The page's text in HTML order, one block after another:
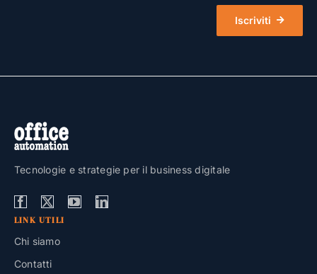
Iscriviti
Tecnologie e strategie per il business digitale
LINK UTILI
Chi siamo
Contatti